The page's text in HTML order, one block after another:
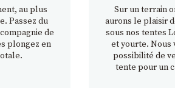
au plus
Passez du
de
plongez en
Sur un terrain
aurons le plaisir
sous nos tentes
et yourte. Nous
possibilité de
tente pour un